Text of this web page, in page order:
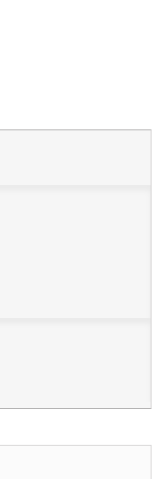
cm sans aisance